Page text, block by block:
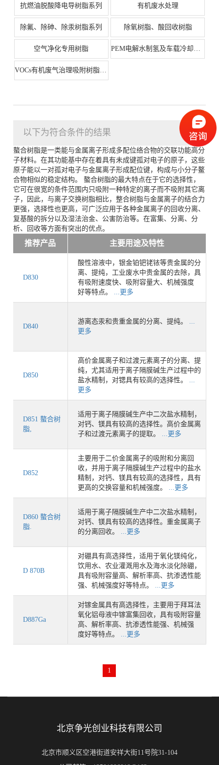
抗燃油脱酸降电导树脂系列 有机废水处理
除氟、除砷、除汞树脂系列 除氧树脂、酸回收树脂
空气净化专用树脂
VOCs有机废气治理吸附树脂系列
以下为符合条件的结果
螯合树脂是一类能与金属离子形成多配位络合物的交联功能高分
子材料。在其功能基中存在着具有未成键孤对电子的原子，这些
原子能以一对孤对电子与金属离子形成配位键，构成与小分子鳌
合物相似的稳定结构。 螯合树脂的最大特点在于它的选择性，
它可在很宽的条件范围内只吸附一种特定的离子而不吸附其它离
子，因此，与离子交换树脂相比，整合树脂与金属离子的结合力
更强，选择性也更高，可广泛应用于各种金属离子的回收分离、
复基酸的拆分以及湿法治金、公害防治等。在富集、分离、分
析、回收等方面有突出的优点。
推荐产品 主要用途及特性
D830
酸性溶液中，银金铂钯铑铱等贵金属的分
离、提纯，工业废水中贵金属的去除，具
有吸附速度快、吸附容量大、机械强度
好等特点。
...更多
D840
游离态汞和贵重金属的分离、提纯。
更多
D850
高价金属离子和过渡元素离子的分离、提
纯，尤其适用于离子隔膜碱生产过程中的
盐水精制，对锶具有较高的选择性。
更多
D851 螯合树
脂,
适用于离子隔膜碱生产中二次盐水精制，
对钙、镁具有较高的选择性。高价金属离
子和过渡元素离子的提取。
...更多
D852
主要用于二价金属离子的吸附和分离回
收，并用于离子隔膜碱生产过程中的盐水
精制，对钙、镁具有较高的选择性，具有
更高的交换容量和机械强度。
...更多
D860 螯合树
脂.
适用于离子隔膜碱生产中二次盐水精制，
对钙、镁具有较高的选择性。重金属离子
的分离回收。
...更多
D 870B
对硼具有高选择性，适用于氧化镁纯化，
饮用水、农业灌溉用水及海水淡化除硼，
具有吸附容量高、解析率高、抗渗透性能
强、机械强度好等特点。
...更多
D887Ga
对镓金属具有高选择性，主要用于拜耳法
氧化铝母液中镓富集回收，具有吸附容量
高、解析率高、抗渗透性能强、机械强
度好等特点。
...更多
1
北京争光创业科技有限公司
北京市顺义区空港街道安祥大街11号院31-104